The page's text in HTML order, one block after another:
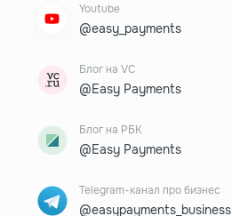
Youtube
@easy_payments
Блог на VC
@Easy Payments
Блог на РБК
@Easy Payments
Telegram-канал про бизнес
@easypayments_business